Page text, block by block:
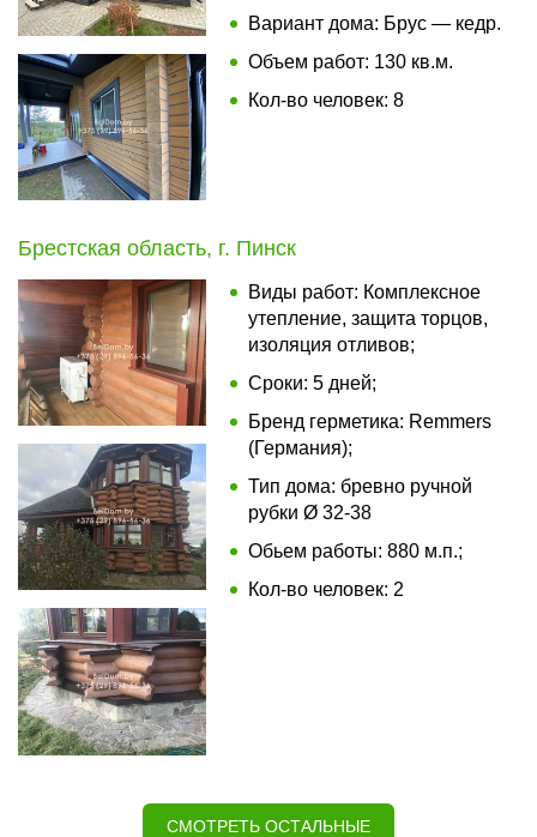
Вариант дома: Брус — кедр.
Объем работ: 130 кв.м.
Кол-во человек: 8
Брестская область, г. Пинск
Виды работ: Комплексное
утепление, защита торцов,
изоляция отливов;
Сроки: 5 дней;
Бренд герметика: Remmers
(Германия);
Тип дома: бревно ручной
рубки Ø 32-38
Обьем работы: 880 м.п.;
Кол-во человек: 2
СМОТРЕТЬ ОСТАЛЬНЫЕ